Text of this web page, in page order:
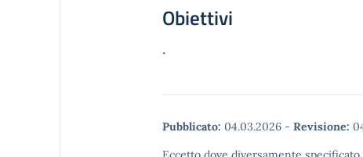
Obiettivi
.
Pubblicato: 04.03.2026 - Revisione: